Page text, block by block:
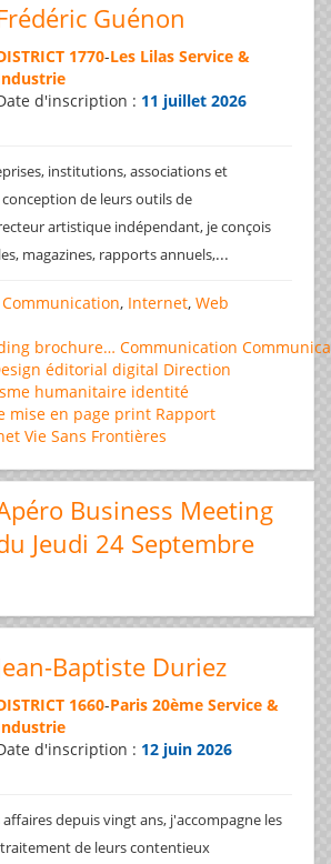
Guénon
1770-Les Lilas Service &
d'inscription : 11 juillet 2026
institutions, associations et
de leurs outils de
artistique indépendant, je conçois
magazines, rapports annuels,...
Communication, Internet, Web
brochure… Communication
éditorial digital Direction
humanitaire identité
mise en page print Rapport
Vie Sans Frontières
Business Meeting
Jeudi 24 Septembre
Baptiste Duriez
1660-Paris 20ème Service &
d'inscription : 12 juin 2026
depuis vingt ans, j'accompagne les
de leurs contentieux